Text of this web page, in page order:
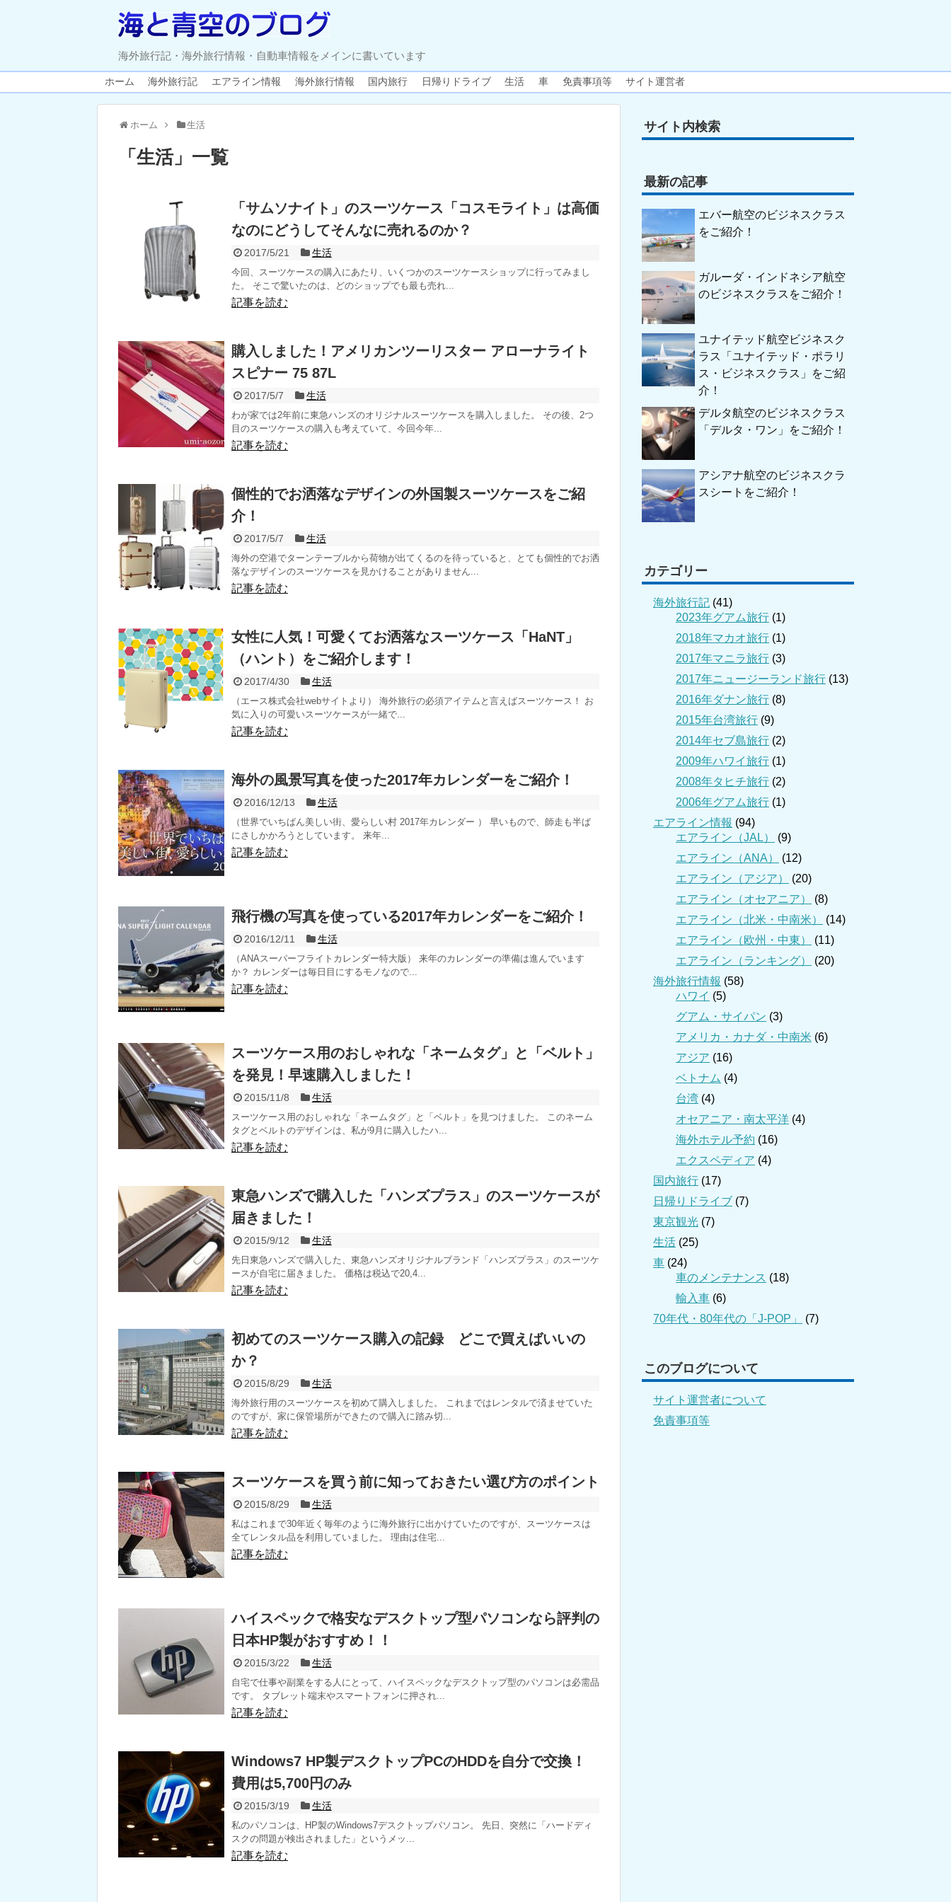
海外旅行記・海外旅行情報・自動車情報をメインに書いています
ホーム 海外旅行記 エアライン情報 海外旅行情報 国内旅行 日帰りドライブ 生活 車 免責事項等 サイト運営者
ホーム 生活
「 生活」 一覧
「サムソナイト」のスーツケース「コスモライト」は高価
なのにどうしてそんなに売れるのか？
2017/5/21 生活
今回、スーツケースの購入にあたり、いくつかのスーツケースショップに行ってみまし
た。 そこで驚いたのは、どのショップでも最も売れ...
記事を読む
購入しました！アメリカンツーリスター アローナライト
スピナー 75 87L
2017/5/7 生活
わが家では2年前に東急ハンズのオリジナルスーツケースを購入しました。 その後、2つ
目のスーツケースの購入も考えていて、今回今年...
記事を読む
個性的でお洒落なデザインの外国製スーツケースをご紹
介！
2017/5/7 生活
海外の空港でターンテーブルから荷物が出てくるのを待っていると、とても個性的でお洒
落なデザインのスーツケースを見かけることがありません...
記事を読む
女性に人気！可愛くてお洒落なスーツケース「HaNT」
（ハント）をご紹介します！
2017/4/30 生活
（エース株式会社webサイトより） 海外旅行の必須アイテムと言えばスーツケース！ お
気に入りの可愛いスーツケースが一緒で...
記事を読む
海外の風景写真を使った2017年カレンダーをご紹介！
2016/12/13 生活
（世界でいちばん美しい街、愛らしい村 2017年カレンダー ） 早いもので、師走も半ば
にさしかかろうとしています。 来年...
記事を読む
飛行機の写真を使っている2017年カレンダーをご紹介！
2016/12/11 生活
（ANAスーパーフライトカレンダー特大版） 来年のカレンダーの準備は進んでいます
か？ カレンダーは毎日目にするモノなので...
記事を読む
スーツケース用のおしゃれな「ネームタグ」と「ベルト」
を発見！早速購入しました！
2015/11/8 生活
スーツケース用のおしゃれな「ネームタグ」と「ベルト」を見つけました。 このネーム
タグとベルトのデザインは、私が9月に購入したハ...
記事を読む
東急ハンズで購入した「ハンズプラス」のスーツケースが
届きました！
2015/9/12 生活
先日東急ハンズで購入した、東急ハンズオリジナルブランド「ハンズプラス」のスーツケ
ースが自宅に届きました。 価格は税込で20,4...
記事を読む
初めてのスーツケース購入の記録 どこで買えばいいの
か？
2015/8/29 生活
海外旅行用のスーツケースを初めて購入しました。 これまではレンタルで済ませていた
のですが、家に保管場所ができたので購入に踏み切...
記事を読む
スーツケースを買う前に知っておきたい選び方のポイント
2015/8/29 生活
私はこれまで30年近く毎年のように海外旅行に出かけていたのですが、スーツケースは
全てレンタル品を利用していました。 理由は住宅...
記事を読む
ハイスペックで格安なデスクトップ型パソコンなら評判の
日本HP製がおすすめ！！
2015/3/22 生活
自宅で仕事や副業をする人にとって、ハイスペックなデスクトップ型のパソコンは必需品
です。 タブレット端末やスマートフォンに押され...
記事を読む
Windows7 HP製デスクトップPCのHDDを自分で交換！
費用は5,700円のみ
2015/3/19 生活
私のパソコンは、HP製のWindows7デスクトップパソコン。 先日、突然に「ハードディ
スクの問題が検出されました」というメッ...
記事を読む
サイト内検索
最新の記事
エバー航空のビジネスクラス
をご紹介！
ガルーダ・インドネシア航空
のビジネスクラスをご紹介！
ユナイテッド航空ビジネスク
ラス「ユナイテッド・ポラリ
ス・ビジネスクラス」をご紹
介！
デルタ航空のビジネスクラス
「デルタ・ワン」をご紹介！
アシアナ航空のビジネスクラ
スシートをご紹介！
カテゴリー
海外旅行記 (41)
2023年グアム旅行 (1)
2018年マカオ旅行 (1)
2017年マニラ旅行 (3)
2017年ニュージーランド旅行 (13)
2016年ダナン旅行 (8)
2015年台湾旅行 (9)
2014年セブ島旅行 (2)
2009年ハワイ旅行 (1)
2008年タヒチ旅行 (2)
2006年グアム旅行 (1)
エアライン情報 (94)
エアライン（JAL）
(9)
エアライン（ANA）
(12)
エアライン（アジア）
(20)
エアライン（オセアニア）
(8)
エアライン（北米・中南米）
(14)
エアライン（欧州・中東）
(11)
エアライン（ランキング）
(20)
海外旅行情報 (58)
ハワイ (5)
グアム・サイパン (3)
アメリカ・カナダ・中南米 (6)
アジア (16)
ベトナム (4)
台湾 (4)
オセアニア・南太平洋 (4)
海外ホテル予約 (16)
エクスペディア (4)
国内旅行 (17)
日帰りドライブ (7)
東京観光 (7)
生活 (25)
車 (24)
車のメンテナンス (18)
輸入車 (6)
70年代・80年代の「J-POP」
(7)
このブログについて
サイト運営者について
免責事項等